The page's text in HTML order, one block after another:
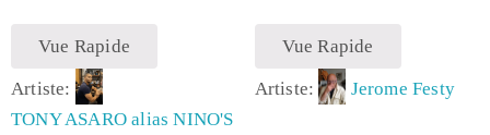
Vue Rapide
Artiste:
TONY ASARO alias NINO'S
Vue Rapide
Artiste: Jerome Festy